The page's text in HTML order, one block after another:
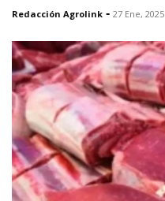
Redacción Agrolink - 27 Ene, 2025